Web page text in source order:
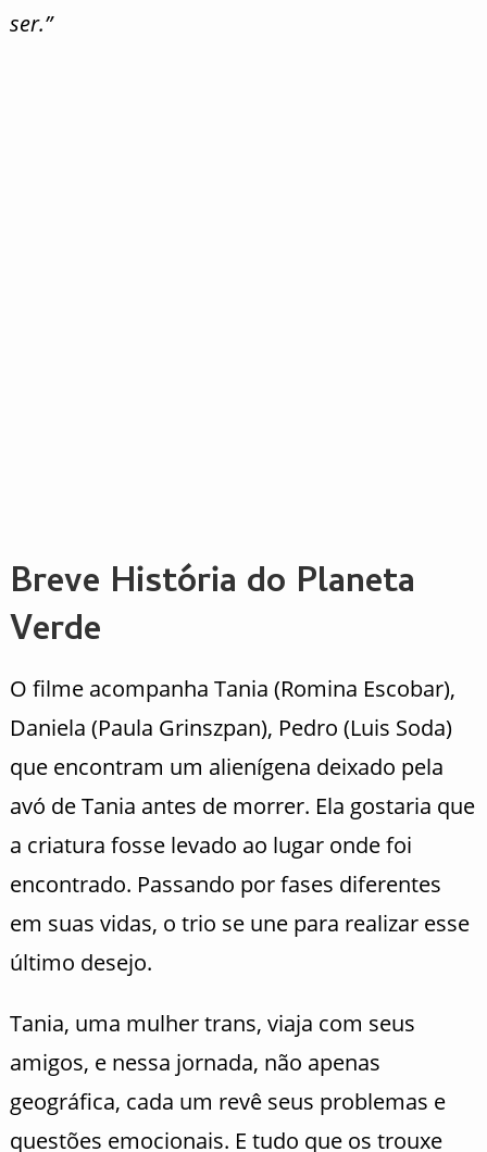
ser.”
Breve História do Planeta
Verde
O filme acompanha Tania (Romina Escobar),
Daniela (Paula Grinszpan), Pedro (Luis Soda)
que encontram um alienígena deixado pela
avó de Tania antes de morrer. Ela gostaria que
a criatura fosse levado ao lugar onde foi
encontrado. Passando por fases diferentes
em suas vidas, o trio se une para realizar esse
último desejo.
Tania, uma mulher trans, viaja com seus
amigos, e nessa jornada, não apenas
geográfica, cada um revê seus problemas e
questões emocionais. E tudo que os trouxe